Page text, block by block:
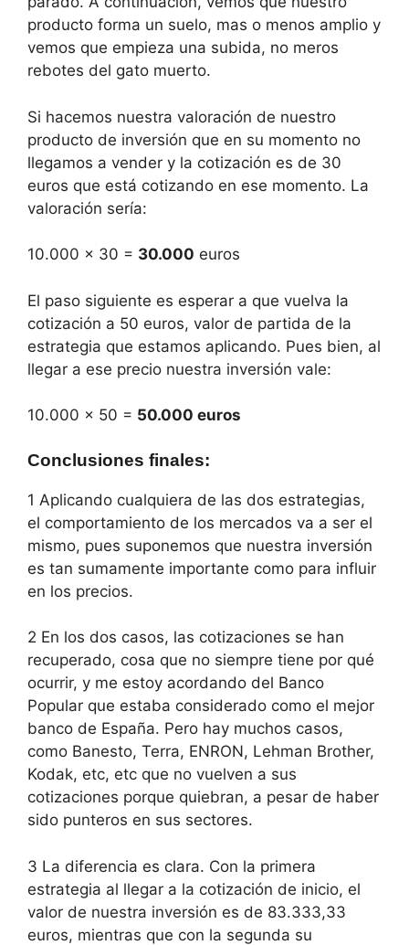
producto forma un suelo, mas o menos amplio y
vemos que empieza una subida, no meros
rebotes del gato muerto.
Si hacemos nuestra valoración de nuestro
producto de inversión que en su momento no
llegamos a vender y la cotización es de 30
euros que está cotizando en ese momento. La
valoración sería:
10.000 x 30 = 30.000 euros
El paso siguiente es esperar a que vuelva la
cotización a 50 euros, valor de partida de la
estrategia que estamos aplicando. Pues bien, al
llegar a ese precio nuestra inversión vale:
10.000 x 50 = 50.000 euros
Conclusiones finales:
1 Aplicando cualquiera de las dos estrategias,
el comportamiento de los mercados va a ser el
mismo, pues suponemos que nuestra inversión
es tan sumamente importante como para influir
en los precios.
2 En los dos casos, las cotizaciones se han
recuperado, cosa que no siempre tiene por qué
ocurrir, y me estoy acordando del Banco
Popular que estaba considerado como el mejor
banco de España. Pero hay muchos casos,
como Banesto, Terra, ENRON, Lehman Brother,
Kodak, etc, etc que no vuelven a sus
cotizaciones porque quiebran, a pesar de haber
sido punteros en sus sectores.
3 La diferencia es clara. Con la primera
estrategia al llegar a la cotización de inicio, el
valor de nuestra inversión es de 83.333,33
euros, mientras que con la segunda su